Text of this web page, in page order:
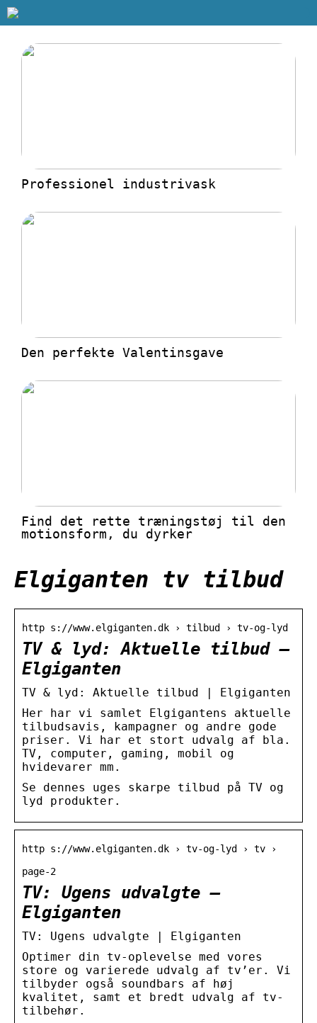
Professionel industrivask
Den perfekte Valentinsgave
Find det rette træningstøj til den
motionsform, du dyrker
Elgiganten tv tilbud
http s://www.elgiganten.dk › tilbud › tv-og-lyd
TV & lyd: Aktuelle tilbud –
Elgiganten
TV & lyd: Aktuelle tilbud | Elgiganten
Her har vi samlet Elgigantens aktuelle
tilbudsavis, kampagner og andre gode
priser. Vi har et stort udvalg af bla.
TV, computer, gaming, mobil og
hvidevarer mm.
Se dennes uges skarpe tilbud på TV og
lyd produkter.
http s://www.elgiganten.dk › tv-og-lyd › tv ›
page-2
TV: Ugens udvalgte –
Elgiganten
TV: Ugens udvalgte | Elgiganten
Optimer din tv-oplevelse med vores
store og varierede udvalg af tv’er. Vi
tilbyder også soundbars af høj
kvalitet, samt et bredt udvalg af tv-
tilbehør.